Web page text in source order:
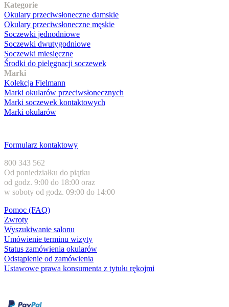
Kategorie
Okulary przeciwsłoneczne damskie
Okulary przeciwsłoneczne męskie
Soczewki jednodniowe
Soczewki dwutygodniowe
Soczewki miesięczne
Środki do pielęgnacji soczewek
Marki
Kolekcja Fielmann
Marki okularów przeciwsłonecznych
Marki soczewek kontaktowych
Marki okularów
Formularz kontaktowy
800 343 562
Od poniedziałku do piątku
od godz. 9:00 do 18:00 oraz
w soboty od godz. 09:00 do 14:00
Pomoc (FAQ)
Zwroty
Wyszukiwanie salonu
Umówienie terminu wizyty
Status zamówienia okularów
Odstąpienie od zamówienia
Ustawowe prawa konsumenta z tytułu rękojmi